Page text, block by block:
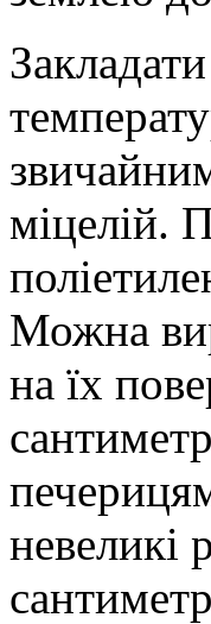
міцелій.
Можна
на їх
невеликі